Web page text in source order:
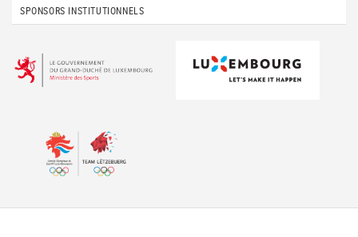
SPONSORS INSTITUTIONNELS